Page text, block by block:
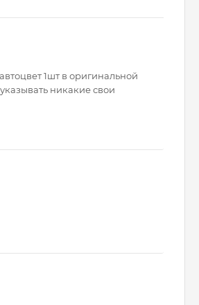
1шт в оригинальной
никакие свои